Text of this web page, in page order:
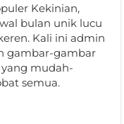
Kekinian,
bulan unik lucu
Kali ini admin
gambar-gambar
mudah-
semua.